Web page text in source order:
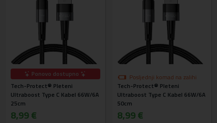
Ponovo dostupno
Tech-Protect® Pleteni
Ultraboost Type C Kabel 66W/6A
25cm
8,99 €
Posljednji komad na zalihi
Tech-Protect® Pleteni
Ultraboost Type C Kabel 66W/6A
50cm
8,99 €